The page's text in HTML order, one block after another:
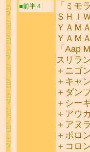
■前半４
「ミモ
ＳＨＩ
ＹＡＭ
ＹＡＭ
「Aap
スリラ
＋ニゴ
＋キャ
＋ダン
＋シー
＋アウ
＋アヌ
＋ポロ
＋コロ